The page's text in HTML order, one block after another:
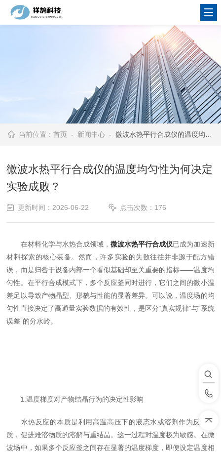
当前位置：首页 - 新闻中心 - 微波水热平行合成仪的温度均匀性为何决定实验成败？
微波水热平行合成仪的温度均匀性为何决定
实验成败？
更新时间：2026-06-22 点击次数：176
在材料化学与水热合成领域，微波水热平行合成仪已成为加速新
材料探索的核心装备。然而，许多实验的失败往往并非源于配方错
误，而是归咎于设备内部一个看似基础却至关重要的指标——温度均
匀性。在平行合成模式下，多个反应釜同时进行，它们之间的微小温
差足以导致产物晶型、形貌与性能的显著差异。可以说，温度场的均
匀性直接决定了高通量实验数据的有效性，是区分“真实规律”与“系统
误差”的分水岭。
1.温度梯度对产物结晶行为的决定性影响
水热反应的本质是利用高温高压下的液态水或溶剂作为反应介
质，促进难溶物质的溶解与重结晶。这一过程对温度极为敏感。在微
波场中，如果多个反应釜之间存在显著的温度梯度，即便设定温度相